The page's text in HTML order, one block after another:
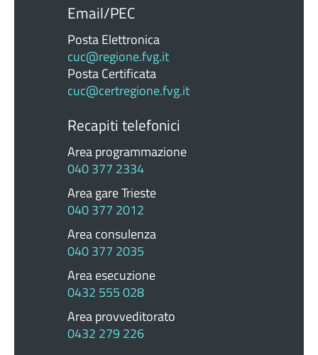
Email/PEC
Posta Elettronica
cuc@regione.fvg.it
Posta Certificata
cuc@certregione.fvg.it
Recapiti telefonici
Area programmazione
040 377 2334
Area gare Trieste
040 377 2012
Area consulenza
040 377 2035
Area esecuzione
0432 555 028
Area provveditorato
0432 279 226